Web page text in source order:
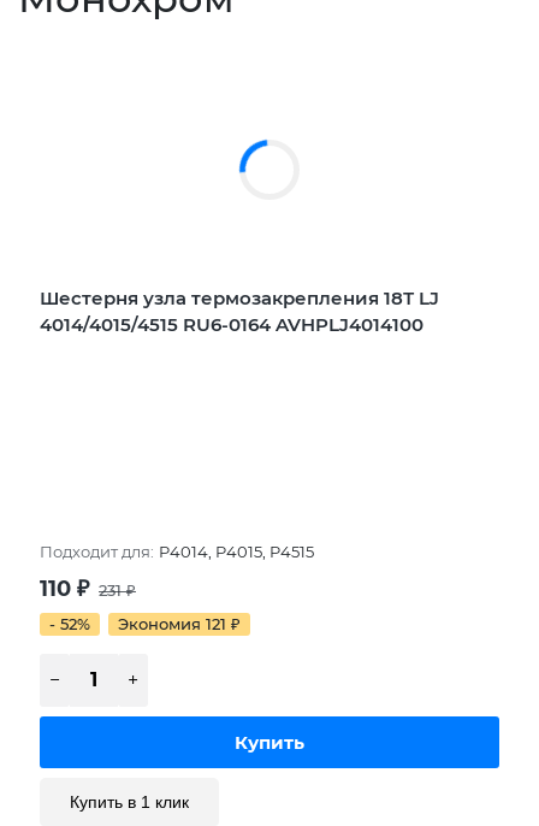
Шестерня узла термозакрепления 18Т LJ
4014/4015/4515 RU6-0164 AVHPLJ4014100
Подходит для: P4014, P4015, P4515
110 ₽ 231₽
- 52%
Экономия 121 ₽
Купить в 1 клик